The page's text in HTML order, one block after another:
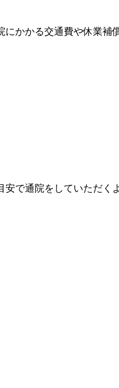
かかる交通費や休業補
で通院をしていただく